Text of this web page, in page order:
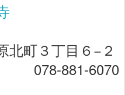
北町３丁目６−２
6070